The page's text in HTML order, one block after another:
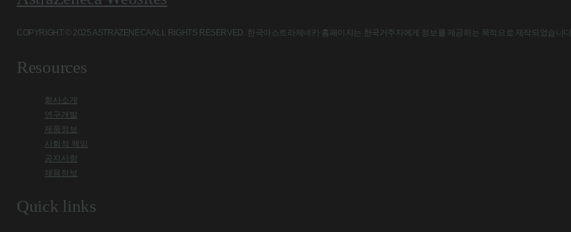
COPYRIGHT © 2025 ASTRAZENECA ALL RIGHTS RESERVED. 한국아스트라제네카 홈페이지는 한국거주자에게 정보를 제공하는 목적으로 제작되었습니다.
Resources
회사소개
연구개발
제품정보
사회적 책임
공지사항
채용정보
Quick links